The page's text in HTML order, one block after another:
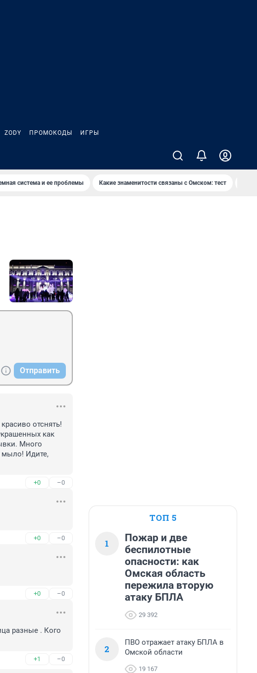
ZODY ПРОМОКОДЫ ИГРЫ
система и ее проблемы Какие знаменитости связаны с Омском: тест
Отправить
отснять!
как
Много
мыло! Идите,
+0 –0
+0 –0
+0 –0
разные . Кого
+1 –0
ТОП 5
1
Пожар и две
беспилотные
опасности: как
Омская область
пережила вторую
атаку БПЛА
29 392
2
ПВО отражает атаку БПЛА в
Омской области
19 167